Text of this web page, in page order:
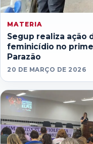
MATERIA
Segup realiza ação
feminicídio no
Parazão
20 DE MARÇO DE 2026